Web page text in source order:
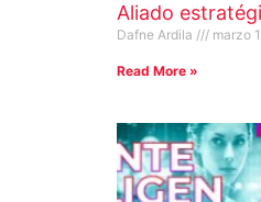
Aliado
Dafne Ardila marzo
Read More »